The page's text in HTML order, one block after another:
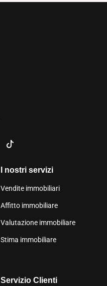
I nostri servizi
Vendite immobiliari
Affitto immobiliare
Valutazione immobiliare
Stima immobiliare
Servizio Clienti